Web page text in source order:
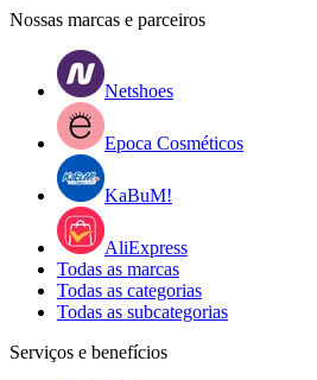
Nossas marcas e parceiros
Netshoes
Epoca Cosméticos
KaBuM!
AliExpress
Todas as marcas
Todas as categorias
Todas as subcategorias
Serviços e benefícios